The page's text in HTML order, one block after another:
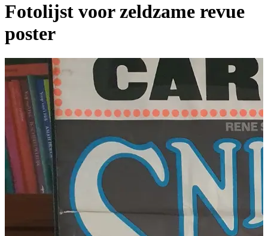
Fotolijst voor zeldzame revue
poster